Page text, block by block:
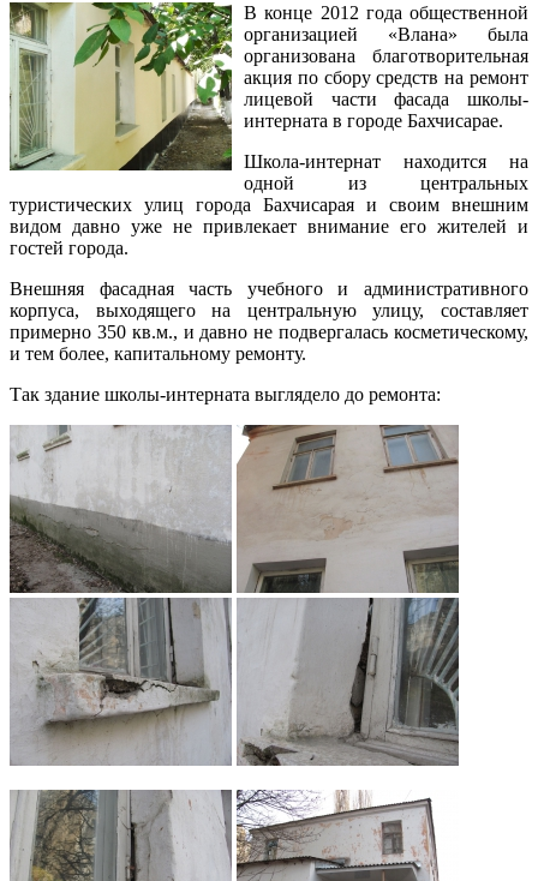
В конце 2012 года общественной
организацией «Влана» была
организована благотворительная
акция по сбору средств на ремонт
лицевой части фасада школы-
интерната в городе Бахчисарае.
Школа-интернат находится на
одной из центральных
туристических улиц города Бахчисарая и своим внешним
видом давно уже не привлекает внимание его жителей и
гостей города.
Внешняя фасадная часть учебного и административного
корпуса, выходящего на центральную улицу, составляет
примерно 350 кв.м., и давно не подвергалась косметическому,
и тем более, капитальному ремонту.
Так здание школы-интерната выглядело до ремонта: